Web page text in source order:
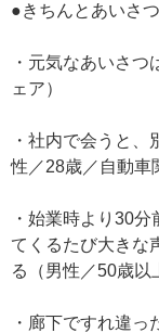
●きちんとあいさ
・元気なあいさ
ェア）
・社内で会うと
性／28歳／自動車
・始業時より30
てくるたび大きな
る（男性／50歳以
・廊下ですれ違